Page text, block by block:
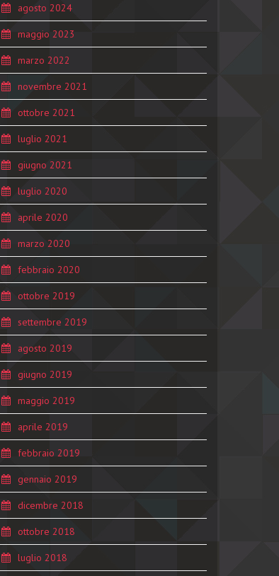
agosto 2024
maggio 2023
marzo 2022
novembre 2021
ottobre 2021
luglio 2021
giugno 2021
luglio 2020
aprile 2020
marzo 2020
febbraio 2020
ottobre 2019
settembre 2019
agosto 2019
giugno 2019
maggio 2019
aprile 2019
febbraio 2019
gennaio 2019
dicembre 2018
ottobre 2018
luglio 2018